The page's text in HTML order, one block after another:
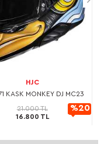
HJC
KASK MONKEY DJ MC23
21.000 TL
16.800 TL
%20
İndirimli